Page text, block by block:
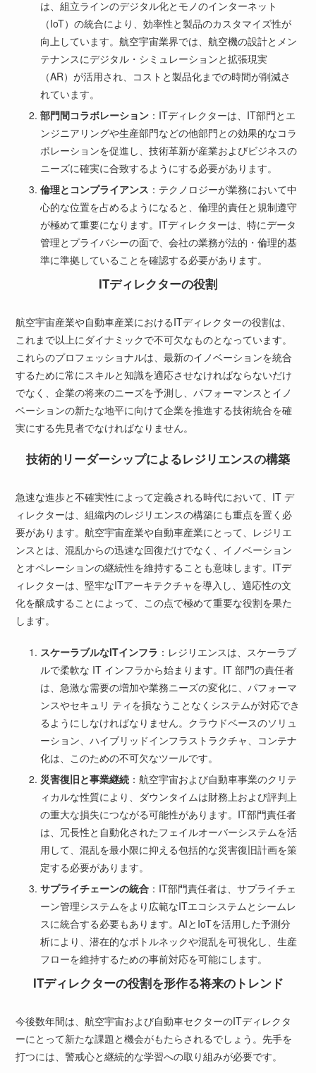
は、組立ラインのデジタル化とモノのインターネット
（IoT）の統合により、効率性と製品のカスタマイズ性が
向上しています。航空宇宙業界では、航空機の設計とメン
テナンスにデジタル・シミュレーションと拡張現実
（AR）が活用され、コストと製品化までの時間が削減さ
れています。
部門間コラボレーション ：ITディレクターは、IT部門とエ
ンジニアリングや生産部門などの他部門との効果的なコラ
ボレーションを促進し、技術革新が産業およびビジネスの
ニーズに確実に合致するようにする必要があります。
倫理とコンプライアンス ：テクノロジーが業務において中
心的な位置を占めるようになると、倫理的責任と規制遵守
が極めて重要になります。ITディレクターは、特にデータ
管理とプライバシーの面で、会社の業務が法的・倫理的基
準に準拠していることを確認する必要があります。
ITディレクターの役割
航空宇宙産業や自動車産業におけるITディレクターの役割は、
これまで以上にダイナミックで不可欠なものとなっています。
これらのプロフェッショナルは、最新のイノベーションを統合
するために常にスキルと知識を適応させなければならないだけ
でなく、企業の将来のニーズを予測し、パフォーマンスとイノ
ベーションの新たな地平に向けて企業を推進する技術統合を確
実にする先見者でなければなりません。
技術的リーダーシップによるレジリエンスの構築
急速な進歩と不確実性によって定義される時代において、IT デ
ィレクターは、組織内のレジリエンスの構築にも重点を置く必
要があります。航空宇宙産業や自動車産業にとって、レジリエ
ンスとは、混乱からの迅速な回復だけでなく、イノベーション
とオペレーションの継続性を維持することも意味します。ITデ
ィレクターは、堅牢なITアーキテクチャを導入し、適応性の文
化を醸成することによって、この点で極めて重要な役割を果た
します。
スケーラブルなITインフラ ：レジリエンスは、スケーラブ
ルで柔軟な IT インフラから始まります。IT 部門の責任者
は、急激な需要の増加や業務ニーズの変化に、パフォーマ
ンスやセキュリ ティを損なうことなくシステムが対応でき
るようにしなければなりません。クラウドベースのソリュ
ーション、ハイブリッドインフラストラクチャ、コンテナ
化は、このための不可欠なツールです。
災害復旧と事業継続 ：航空宇宙および自動車事業のクリテ
ィカルな性質により、ダウンタイムは財務上および評判上
の重大な損失につながる可能性があります。IT部門責任者
は、冗長性と自動化されたフェイルオーバーシステムを活
用して、混乱を最小限に抑える包括的な災害復旧計画を策
定する必要があります。
サプライチェーンの統合 ：IT部門責任者は、サプライチェ
ーン管理システムをより広範なITエコシステムとシームレ
スに統合する必要もあります。AIとIoTを活用した予測分
析により、潜在的なボトルネックや混乱を可視化し、生産
フローを維持するための事前対応を可能にします。
ITディレクターの役割を形作る将来のトレンド
今後数年間は、航空宇宙および自動車セクターのITディレクタ
ーにとって新たな課題と機会がもたらされるでしょう。先手を
打つには、警戒心と継続的な学習への取り組みが必要です。